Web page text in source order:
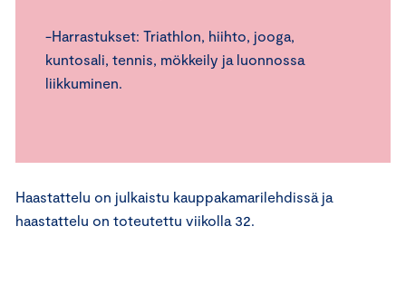
-Harrastukset: Triathlon, hiihto, jooga,
kuntosali, tennis, mökkeily ja luonnossa
liikkuminen.
Haastattelu on julkaistu kauppakamarilehdissä ja
haastattelu on toteutettu viikolla 32.